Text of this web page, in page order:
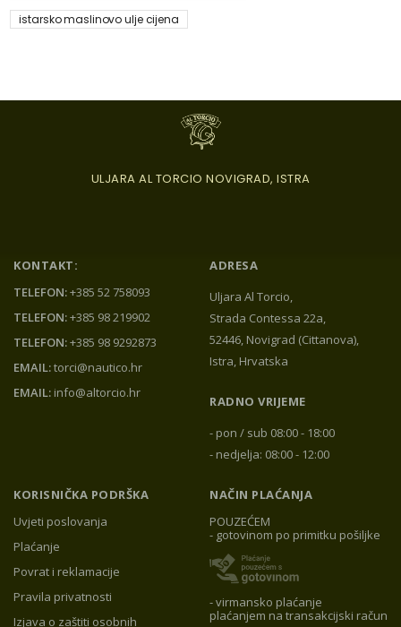
istarsko maslinovo ulje cijena
ULJARA AL TORCIO NOVIGRAD, ISTRA
KONTAKT:
TELEFON:+385 52 758093
TELEFON:+385 98 219902
TELEFON:+385 98 9292873
EMAIL:torci@nautico.hr
EMAIL: info@altorcio.hr
ADRESA
Uljara Al Torcio,
Strada Contessa 22a,
52446, Novigrad (Cittanova),
Istra, Hrvatska
RADNO VRIJEME
- pon / sub 08:00 - 18:00
- nedjelja: 08:00 - 12:00
KORISNIČKA PODRŠKA
Uvjeti poslovanja
Plaćanje
Povrat i reklamacije
Pravila privatnosti
Izjava o zaštiti osobnih
NAČIN PLAĆANJA
POUZEĆEM
- gotovinom po primitku pošiljke
- virmansko plaćanje
plaćanjem na transakcijski račun